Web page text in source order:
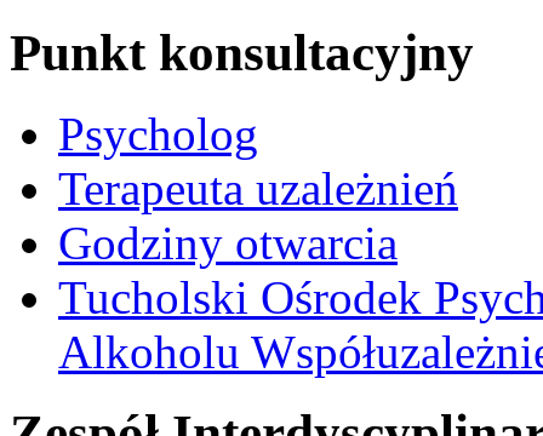
Punkt konsultacyjny
Psycholog
Terapeuta uzależnień
Godziny otwarcia
Tucholski Ośrodek
Alkoholu